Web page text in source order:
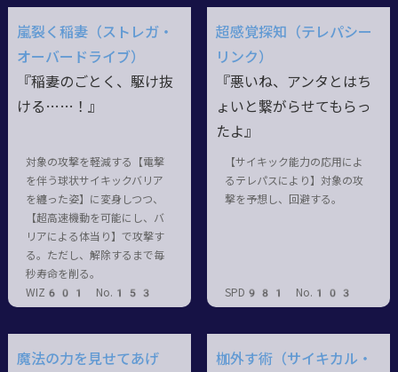
嵐裂く稲妻（ストレガ・
オーバードライブ）
『稲妻のごとく、駆け抜
ける……！』
対象の攻撃を軽減する【電撃
を伴う球状サイキックバリア
を纏った姿】に変身しつつ、
【超高速機動を可能にし、バ
リアによる体当り】で攻撃す
る。ただし、解除するまで毎
秒寿命を削る。
WIZ601 No.153
超感覚探知（テレパシー
リンク）
『悪いね、アンタとはち
ょいと繋がらせてもらっ
たよ』
【サイキック能力の応用によ
るテレパスにより】対象の攻
撃を予想し、回避する。
SPD981 No.103
魔法の力を見せてあげ
枷外す術（サイキカル・